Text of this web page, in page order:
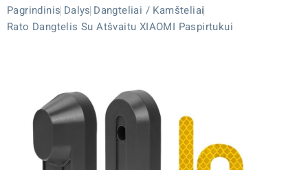
Pagrindinis Dalys Dangteliai / Kamšteliai
Rato Dangtelis Su Atšvaitu XIAOMI Paspirtukui